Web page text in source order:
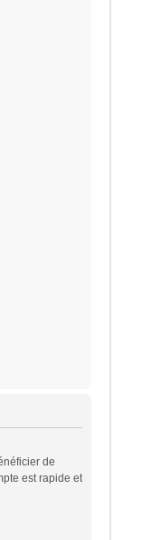
de
est rapide et